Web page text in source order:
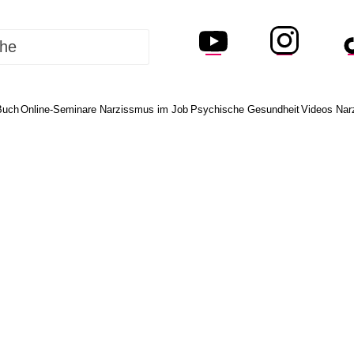
Online-Seminare Narzissmus im Job Psychische GesundheitVideos